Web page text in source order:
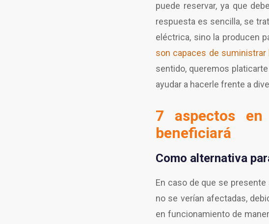
puede reservar, ya que
respuesta es sencilla, se
eléctrica, sino la producen
son capaces de suministrar
sentido, queremos
ayudar a hacerle frente a
7 aspectos
beneficiará
Como alternativa
En caso de que se
no se verían afectadas,
en funcionamiento de